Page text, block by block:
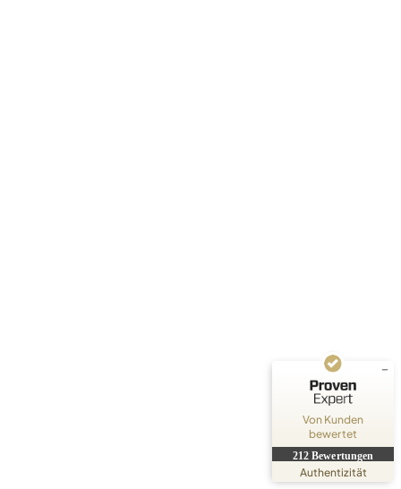
Von Kunden
bewertet
212 Bewertungen
Authentizität
3
Bewertungen auf
ProvenExpert.com
Blick aufs ProvenExpert-Profil werfen
23.07.2026